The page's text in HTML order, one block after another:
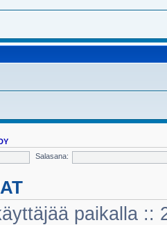
Salasana:
paikalla ::